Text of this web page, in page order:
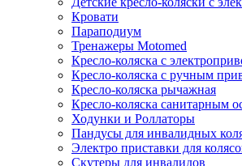
Кровати
Параподиум
Тренажеры Motomed
Кресло-коляска с
Кресло-коляска с ручным
Кресло-коляска рычажная
Кресло-коляска санитарным
Ходунки и Роллаторы
Пандусы для инвалидных
Электро приставки для
Скутеры для инвалидов